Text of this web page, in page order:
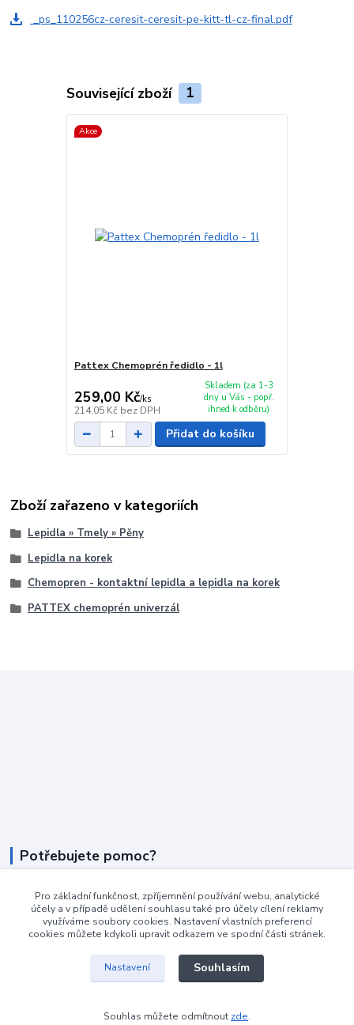
_ps_110256cz-ceresit-ceresit-pe-kitt-tl-cz-final.pdf
Související zboží 1
Akce
Pattex Chemoprén ředidlo - 1l
259,00 Kč/ks
214,05 Kč bez DPH
Skladem (za 1-3
dny u Vás - popř.
ihned k odběru)
Přidat do košíku
Zboží zařazeno v kategoriích
Lepidla » Tmely » Pěny
Lepidla na korek
Chemopren - kontaktní lepidla a lepidla na korek
PATTEX chemoprén univerzál
Potřebujete pomoc?
+420 604 990 800
po-pá 8:15 - 17:00 hod
info@podlahovyraj.cz
Pro základní funkčnost, zpříjemnění používání webu, analytické
účely a v případě udělení souhlasu také pro účely cílení reklamy
využíváme soubory cookies. Nastavení vlastních preferencí
cookies můžete kdykoli upravit odkazem ve spodní části stránek.
Nastavení Souhlasím
Souhlas můžete odmítnout zde.